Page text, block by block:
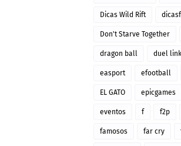
Dicas Wild Rift
Don't Starve Together
dragon ball duel
easport efootball
EL GATO epicgames
eventos f f2p
famosos far cry